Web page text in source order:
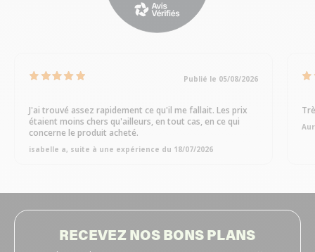
Publié le 05/08/2026
J'ai trouvé assez rapidement ce qu'il me fallait. Les prix
étaient moins chers qu'ailleurs, en tout cas, en ce qui
concerne le produit acheté.
isabelle a, suite à une expérience du 18/07/2026
RECEVEZ NOS BONS PLANS